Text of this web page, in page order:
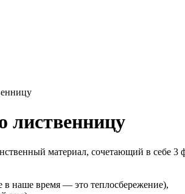
лиственницу
материал, сочетающий в себе 3
в наше время — это теплосбережение),